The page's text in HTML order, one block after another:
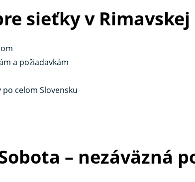
sieťky v Rimavskej
a požiadavkám
po celom Slovensku
– nezáväzná